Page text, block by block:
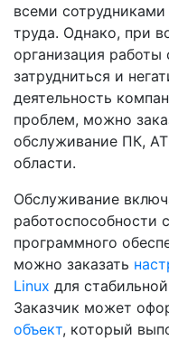
всеми
труда. Однако, при
организация
затрудниться и
деятельность
проблем, можно
обслуживание ПК,
области.
Обслуживание
работоспособности
программного
можно заказать
Linux для
Заказчик может
объект, который